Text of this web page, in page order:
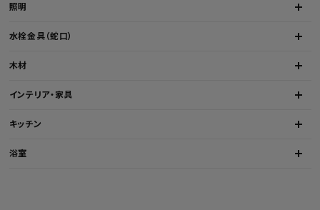
照明
水栓金具（蛇口）
木材
インテリア・家具
キッチン
浴室